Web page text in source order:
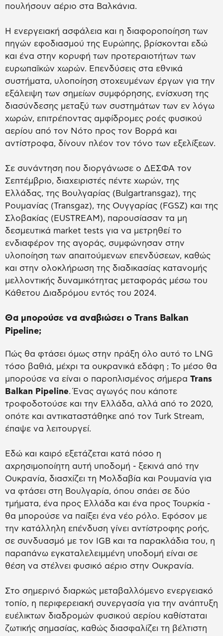
πουλήσουν αέριο στα Βαλκάνια.
Η ενεργειακή ασφάλεια και η διαφοροποίηση των
πηγών εφοδιασμού της Ευρώπης, βρίσκονται εδώ
και ένα στην κορυφή των προτεραιοτήτων των
ευρωπαϊκών χωρών. Επενδύσεις στα εθνικά
συστήματα, υλοποίηση στοχευμένων έργων για την
εξάλειψη των σημείων συμφόρησης, ενίσχυση της
διασύνδεσης μεταξύ των συστημάτων των εν λόγω
χωρών, επιτρέποντας αμφίδρομες ροές φυσικού
αερίου από τον Νότο προς τον Βορρά και
αντίστροφα, δίνουν πλέον τον τόνο των εξελίξεων.
Σε συνάντηση που διοργάνωσε ο ΔΕΣΦΑ τον
Σεπτέμβριο, διαχειριστές πέντε χωρών, της
Ελλάδας, της Βουλγαρίας (Bulgartransgaz), της
Ρουμανίας (Transgaz), της Ουγγαρίας (FGSZ) και της
Σλοβακίας (EUSTREAM), παρουσίασαν τα μη
δεσμευτικά market tests για να μετρηθεί το
ενδιαφέρον της αγοράς, συμφώνησαν στην
υλοποίηση των απαιτούμενων επενδύσεων, καθώς
και στην ολοκλήρωση της διαδικασίας κατανομής
μελλοντικής δυναμικότητας μεταφοράς μέσω του
Κάθετου Διαδρόμου εντός του 2024.
Θα μπορούσε να αναβιώσει ο Trans Balkan
Pipeline;
Πώς θα φτάσει όμως στην πράξη όλο αυτό το LNG
τόσο βαθιά, μέχρι τα ουκρανικά εδάφη ; Το μέσο θα
μπορούσε να είναι ο παροπλισμένος σήμερα Trans
Balkan Pipeline. Ένας αγωγός που κάποτε
τροφοδοτούσε και την Ελλάδα, αλλά από το 2020,
οπότε και αντικαταστάθηκε από τον Turk Stream,
έπαψε να λειτουργεί.
Εδώ και καιρό εξετάζεται κατά πόσο η
αχρησιμοποίητη αυτή υποδομή - ξεκινά από την
Ουκρανία, διασχίζει τη Μολδαβία και Ρουμανία για
να φτάσει στη Βουλγαρία, όπου σπάει σε δύο
τμήματα, ένα προς Ελλάδα και ένα προς Τουρκία -
θα μπορούσε να παίξει ένα νέο ρόλο. Εφόσον με
την κατάλληλη επένδυση γίνει αντίστροφης ροής,
σε συνδυασμό με τον IGB και τα παρακλάδια του, η
παραπάνω εγκαταλελειμμένη υποδομή είναι σε
θέση να στέλνει φυσικό αέριο στην Ουκρανία.
Στο σημερινό διαρκώς μεταβαλλόμενο ενεργειακό
τοπίο, η περιφερειακή συνεργασία για την ανάπτυξη
ευέλικτων διαδρομών φυσικού αερίου καθίσταται
ζωτικής σημασίας, καθώς διασφαλίζει τη βέλτιστη